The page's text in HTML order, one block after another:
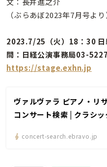
（ぶらあぼ2023年7月号より
2023.7/25（火）18：30 日
問：日経公演事務局03-
https://stage.exhn.jp
ヴァルヴァラ ピアノ・リ
コンサート検索 | クラシ
concert-search.ebravo.jp